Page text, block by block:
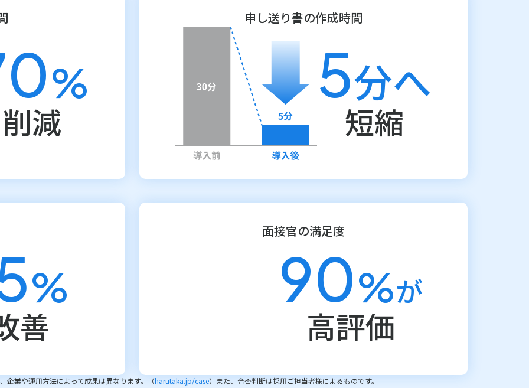
%
削減
申し送り書の作成時間
5分へ
短縮
%
善
面接官の満足度
90%が
高評価
企業や運用方法によって成果は異なります。（harutaka.jp/case）また、合否判断は採用ご担当者様によるものです。